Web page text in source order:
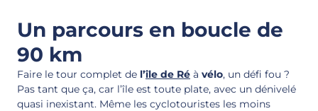
Un parcours en boucle de
90 km
Faire le tour complet de l’île de Ré à vélo, un défi fou ?
Pas tant que ça, car l’île est toute plate, avec un dénivelé
quasi inexistant. Même les cyclotouristes les moins